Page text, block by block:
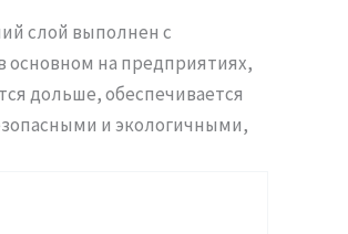
слой выполнен с
на предприятиях,
дольше, обеспечивается
и экологичными,